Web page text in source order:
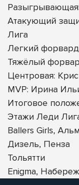
Атакующий
Лига
Легкий
Тяжёлый
Центровая:
MVP: Ирина
Итоговое
Этажи Леди
Ballers Girls,
Дизель, Пенза
Тольятти
Enigma,